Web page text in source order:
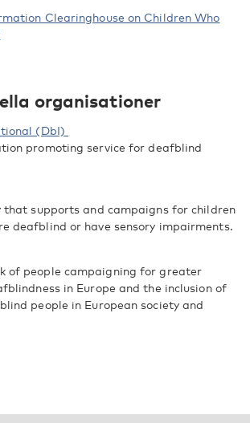
Clearinghouse on Children Who
organisationer
(DbI)
promoting service for deafblind
supports and campaigns for children
deafblind or have sensory impairments.
of people campaigning for greater
in Europe and the inclusion of
people in European society and